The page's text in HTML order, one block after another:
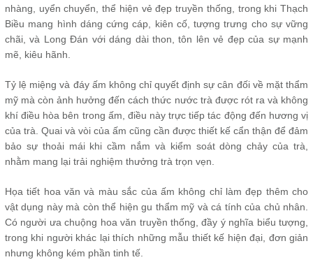
nhàng, uyển chuyển, thể hiện vẻ đẹp truyền thống, trong khi Thạch
Biều mang hình dáng cứng cáp, kiên cố, tượng trưng cho sự vững
chãi, và Long Đán với dáng dài thon, tôn lên vẻ đẹp của sự mạnh
mẽ, kiêu hãnh.
Tỷ lệ miệng và đáy ấm không chỉ quyết định sự cân đối về mặt thẩm
mỹ mà còn ảnh hưởng đến cách thức nước trà được rót ra và không
khí điều hòa bên trong ấm, điều này trực tiếp tác động đến hương vị
của trà. Quai và vòi của ấm cũng cần được thiết kế cẩn thận để đảm
bảo sự thoải mái khi cầm nắm và kiểm soát dòng chảy của trà,
nhằm mang lại trải nghiệm thưởng trà trọn vẹn.
Họa tiết hoa văn và màu sắc của ấm không chỉ làm đẹp thêm cho
vật dụng này mà còn thể hiện gu thẩm mỹ và cá tính của chủ nhân.
Có người ưa chuộng hoa văn truyền thống, đầy ý nghĩa biểu tượng,
trong khi người khác lại thích những mẫu thiết kế hiện đại, đơn giản
nhưng không kém phần tinh tế.